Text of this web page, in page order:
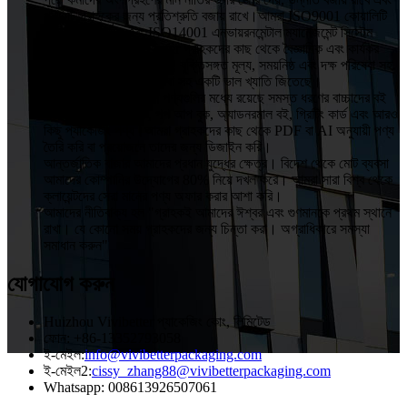
প্রতিটি গ্রাহকের জন্য প্রতিশ্রুতি বজায় রাখে।আমরা ISO9001 কোয়ালিটি
অ্যাসুরেন্স সিস্টেম এবং ISO14001 এনভায়রনমেন্টাল ম্যানেজমেন্ট সিস্টেম
প্রতিষ্ঠা করছি।VIVIBetter গ্রাহকদের কাছ থেকে বৈজ্ঞানিক এবং কার্যকর
ব্যবস্থাপনা, উচ্চ মানের পণ্য, যুক্তিসঙ্গত মূল্য, সময়নিষ্ঠ এবং দক্ষ পরিষেবা সহ
OEM এবং ODM পরিষেবা সহ একটি ভাল খ্যাতি জিতেছে।
VIVIBetter-এর প্রধান পণ্যগুলির মধ্যে রয়েছে সমস্ত ধরণের বাচ্চাদের বই
এবং সাউন্ড বুক, টাচ বুক, পপ আপ বুক, অ্যাডনরমাল বই, গ্রিটিং কার্ড এবং আরও
কিছু প্যাকেজিং পণ্য।আমরা গ্রাহকদের কাছ থেকে PDF বা AI অনুযায়ী পণ্য
তৈরি করি বা প্রয়োজনে তাদের জন্য ডিজাইন করি।
আন্তর্জাতিক বাজার আমাদের প্রধান যুদ্ধের ক্ষেত্র। বিদেশ থেকে মোট ব্যবসা
আমাদের কোম্পানির উদ্যোগের 80% নিয়ে দখল করে। আমরা সারা বিশ্ব থেকে
ক্লায়েন্টদের সেরা মানের পণ্য অফার করার আশা করি।
আমাদের নীতিবাক্য হল "গ্রাহকই আমাদের ঈশ্বর এবং গুণমানকে প্রথম স্থানে
রাখা। যে কোনো সময় গ্রাহকদের জন্য চিন্তা করা। অগ্রাধিকারে সমস্যা
যোগাযোগ করুন
Huizhou Vivibetter প্যাকেজিং কোং, লিমিটেড
ই-মেইল:info@vivibetterpackaging.com
ই-মেইল2:cissy_zhang88@vivibetterpackaging.com
Whatsapp: 008613926507061